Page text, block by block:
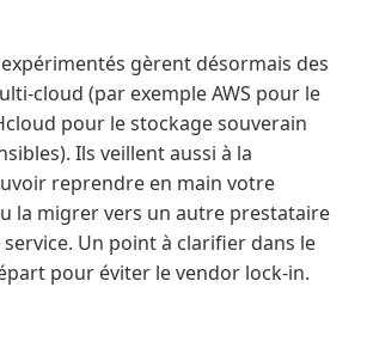
gèrent désormais des
cloud (par exemple AWS pour le
pour le stockage souverain
Ils veillent aussi à la
reprendre en main votre
la migrer vers un autre prestataire
Un point à clarifier dans le
pour éviter le vendor lock-in.